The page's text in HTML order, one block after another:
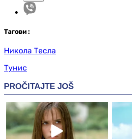
Тагови :
Никола Тесла
Тунис